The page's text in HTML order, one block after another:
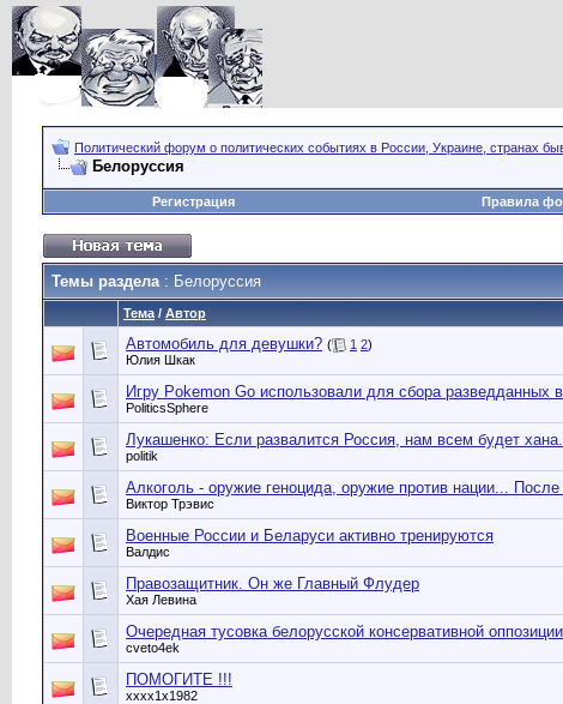
Политический форум о политических событиях в России, Украине, странах
Белоруссия
Регистрация Правила
Темы раздела: Белоруссия
Тема / Автор
Автомобиль для девушки? ( 1 2)
Юлия Шкак
Игру Pokemon Go использовали для сбора разведданных
PoliticsSphere
Лукашенко: Если развалится Россия, нам всем будет хана.
politik
Алкоголь - оружие геноцида, оружие против нации...
Виктор Трэвис
Военные России и Беларуси активно тренируются
Валдис
Правозащитник. Он же Главный Флудер
Хая Левина
Очередная тусовка белорусской консервативной оппозиции
cveto4ek
ПОМОГИТЕ !!!
xxxx1x1982